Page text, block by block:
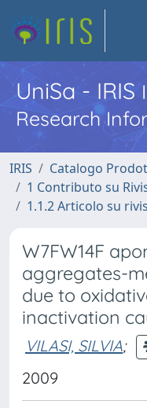
UniSa - IRIS
Research
IRIS
Catalogo
1 Contributo su
1.1.2 Articolo su
W7FW14F
aggregates-
due to
inactivation
VILASI, SILVIA;
2009